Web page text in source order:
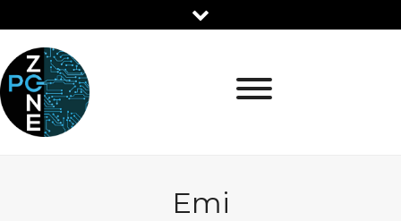
Emi